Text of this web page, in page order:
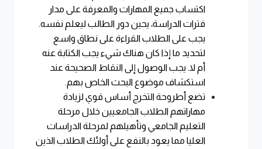
اكتساب جميع المهارات والمعرفة على مدار
فترات الدراسة، يحين دور الطالب ليعلم نفسه.
يجب على الطلاب القراءة على نطاق واسع
لتحديد ما إذا كان هناك شيء يجب الكتابة عنه
أم لا. يجب الوصول إلى النقاط الصحيحة عند
استكشاف موضوع البحث الخاص بهم.
تضع أطروحة التخرج أساس قوي لزيادة
مهاراتهم الطلاب الجامعيين خلال مرحلة
التعليم الجامعي وتأهيلهم لمرحلة الدراسات
العليا مما يعود بالنفع على أولئك الطلاب الذين